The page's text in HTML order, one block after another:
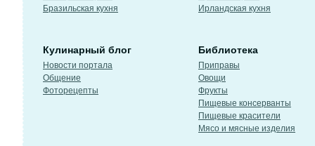
Бразильская кухня
Ирландская кухня
Кулинарный блог
Новости портала
Общение
Фоторецепты
Библиотека
Приправы
Овощи
Фрукты
Пищевые консерванты
Пищевые красители
Мясо и мясные изделия